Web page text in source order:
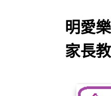
明愛
家長